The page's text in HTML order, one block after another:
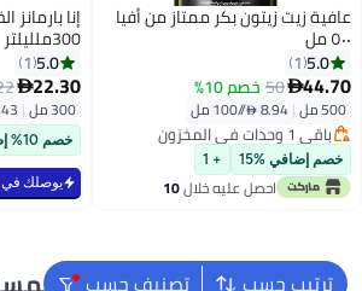
عافية زيت زيتون بكر ممتاز من أفيا
٥٠٠ مل
5.0
1
44.70
50 خصم 10%
500 مل |
باقي 1 وحدات في المخزون
باقي 1 وحدات في المخزون
خصم إضافي %15 + 1
احصل عليه خلال10
إنا
300ملليلتر
5.0
1
22.30
300 مل |
خصم 10% إضافي
يوصلك في